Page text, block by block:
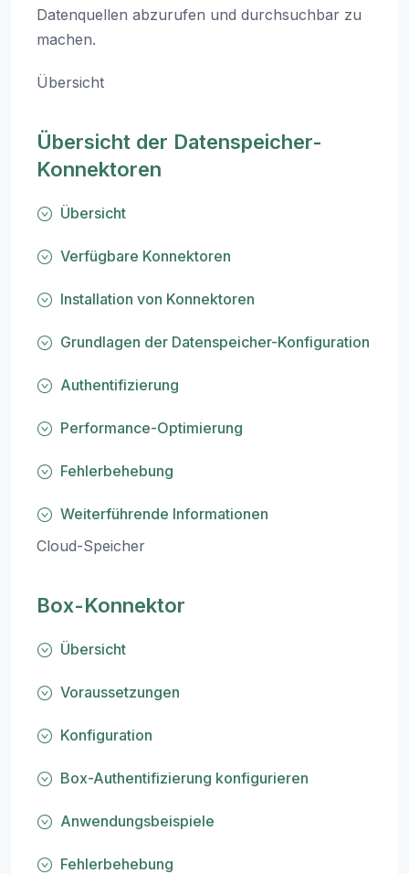
Datenquellen abzurufen und durchsuchbar zu
machen.
Übersicht
Übersicht der Datenspeicher-
Konnektoren
Übersicht
Verfügbare Konnektoren
Installation von Konnektoren
Grundlagen der Datenspeicher-Konfiguration
Authentifizierung
Performance-Optimierung
Fehlerbehebung
Weiterführende Informationen
Cloud-Speicher
Box-Konnektor
Übersicht
Voraussetzungen
Konfiguration
Box-Authentifizierung konfigurieren
Anwendungsbeispiele
Fehlerbehebung